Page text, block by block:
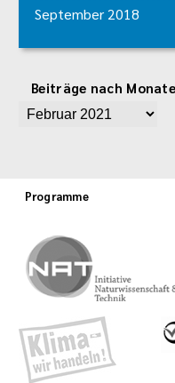
September 2018
Beiträge nach
Programme